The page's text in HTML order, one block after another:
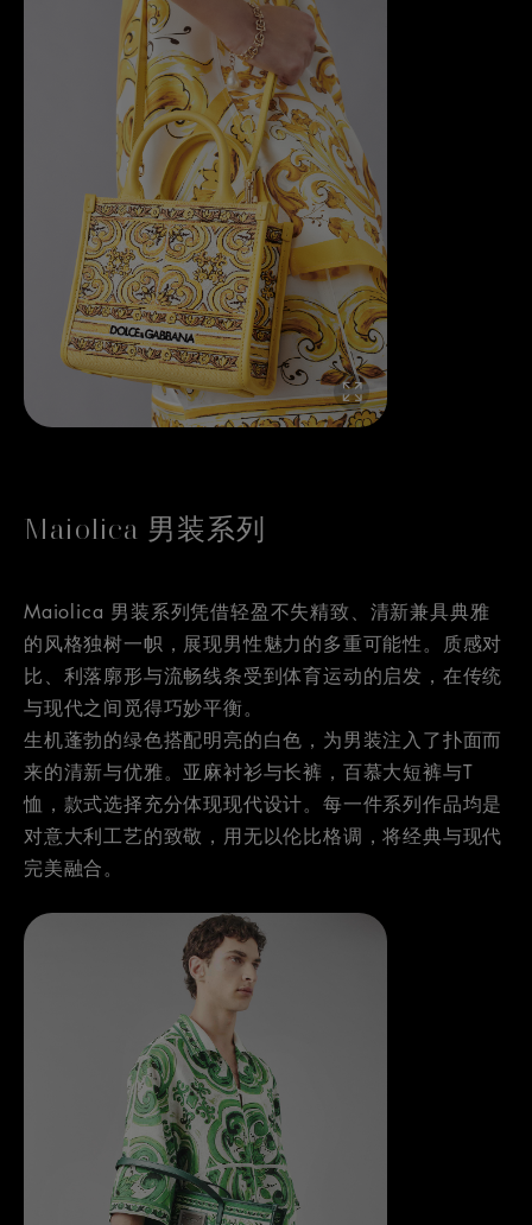
Maiolica 男装系列
Maiolica 男装系列凭借轻盈不失精致、清新兼具典雅
的风格独树一帜，展现男性魅力的多重可能性。质感对
比、利落廓形与流畅线条受到体育运动的启发，在传统
与现代之间觅得巧妙平衡。
生机蓬勃的绿色搭配明亮的白色，为男装注入了扑面而
来的清新与优雅。亚麻衬衫与长裤，百慕大短裤与T
恤，款式选择充分体现现代设计。每一件系列作品均是
对意大利工艺的致敬，用无以伦比格调，将经典与现代
完美融合。